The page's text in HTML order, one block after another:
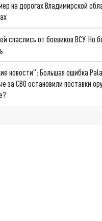
на дорогах Владимирской
спаслись от боевиков ВСУ. Но
новости": Большая ошибка
за СВО остановили поставки